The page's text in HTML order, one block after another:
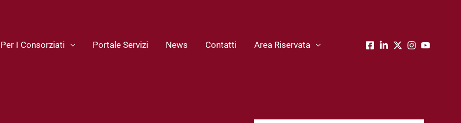
I Consorziati Portale Servizi News Contatti Area Riservata